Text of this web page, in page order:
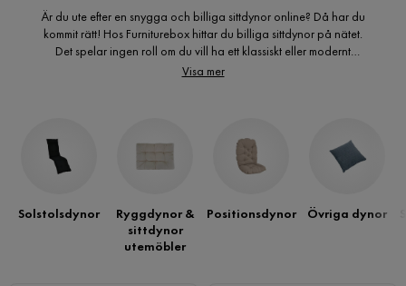
Är du ute efter en snygga och billiga sittdynor online? Då har du
kommit rätt! Hos Furniturebox hittar du billiga sittdynor på nätet.
Det spelar ingen roll om du vill ha ett klassiskt eller modernt
uttryck, här hittar du många varianter av sittdynor för
sittdynor för trädgården? Billiga sittdynor till dina
positionsfåtöljer? Hos oss hittar du de billiga sittdynor du söker.
Hos oss hittar du stolsdynor och sittkuddar online i många olika
Visa mer
Solstolsdynor
Ryggdynor &
sittdynor
utemöbler
Positionsdynor Övriga dynor